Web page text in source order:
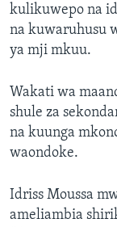
kulikuwepo na
na kuwaruhusu
ya mji mkuu.
Wakati wa
shule za
na kuunga
waondoke.
Idriss Moussa
ameliambia